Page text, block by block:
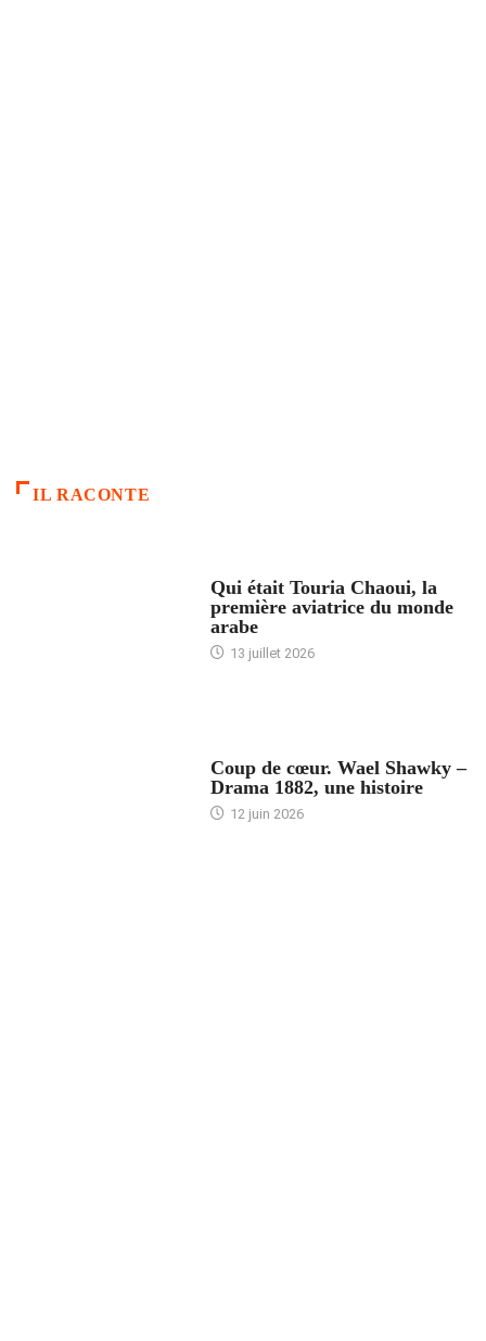
IL RACONTE
Qui était Touria Chaoui, la
première aviatrice du monde
arabe
13 juillet 2026
Coup de cœur. Wael Shawky –
Drama 1882, une histoire
12 juin 2026